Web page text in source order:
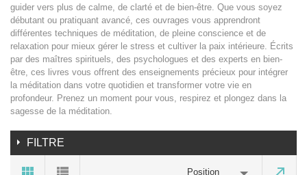
guider vers plus de calme, de clarté et de bien-être. Que vous soyez
débutant ou pratiquant avancé, ces ouvrages vous apprendront
différentes techniques de méditation, de pleine conscience et de
relaxation pour mieux gérer le stress et cultiver la paix intérieure. Écrits
par des maîtres spirituels, des psychologues et des experts en bien-
être, ces livres vous offrent des enseignements précieux pour intégrer
la méditation dans votre quotidien et transformer votre vie en
profondeur. Prenez un moment pour vous, respirez et plongez dans la
sagesse de la méditation.
FILTRE
Position